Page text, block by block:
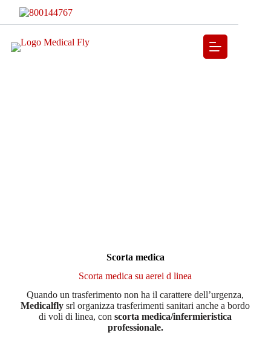
Scorta medica
Scorta medica su aerei d linea
Quando un trasferimento non ha il carattere dell’urgenza,
Medicalfly srl organizza trasferimenti sanitari anche a bordo
di voli di linea, conscorta medica/infermieristica
professionale.